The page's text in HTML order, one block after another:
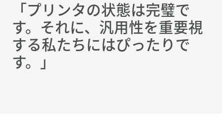
「プリンタの状態は完璧で
す。それに、汎用性を重要視
する私たちにはぴったりで
す。」